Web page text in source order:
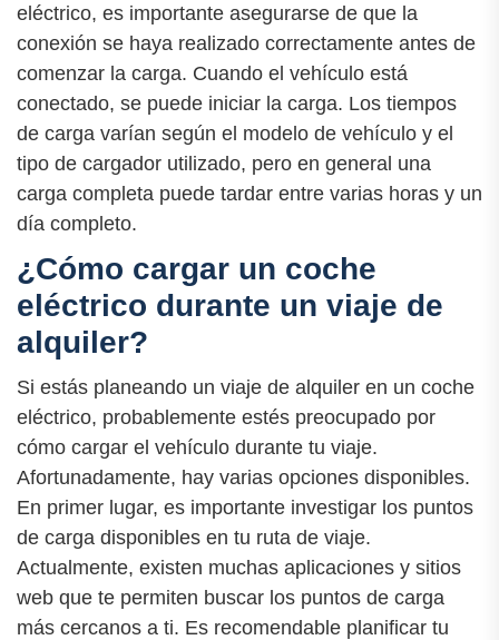
eléctrico, es importante asegurarse de que la
conexión se haya realizado correctamente antes de
comenzar la carga. Cuando el vehículo está
conectado, se puede iniciar la carga. Los tiempos
de carga varían según el modelo de vehículo y el
tipo de cargador utilizado, pero en general una
carga completa puede tardar entre varias horas y un
día completo.
¿Cómo cargar un coche
eléctrico durante un viaje de
alquiler?
Si estás planeando un viaje de alquiler en un coche
eléctrico, probablemente estés preocupado por
cómo cargar el vehículo durante tu viaje.
Afortunadamente, hay varias opciones disponibles.
En primer lugar, es importante investigar los puntos
de carga disponibles en tu ruta de viaje.
Actualmente, existen muchas aplicaciones y sitios
web que te permiten buscar los puntos de carga
más cercanos a ti. Es recomendable planificar tu